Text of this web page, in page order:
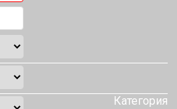
Категория